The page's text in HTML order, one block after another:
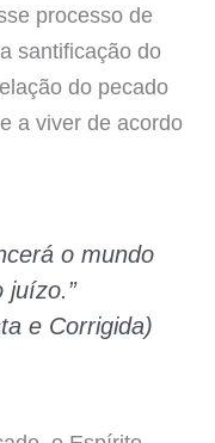
processo de
santificação do
do pecado
a viver de acordo
o mundo
juízo.”
e Corrigida)